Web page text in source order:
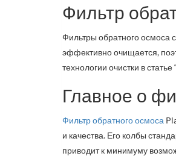
Фильтр
Фильтры обратного осмоса
эффективно очищается,
технологии очистки в статье “
Главное о
Фильтр обратного осмоса
и качества. Его колбы
приводит к минимуму